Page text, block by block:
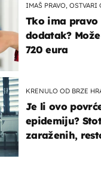
IMAŠ PRAVO, OSTVARI
Tko ima
dodatak?
720 eura
KRENULO OD BRZE
Je li ovo
epidemiju?
zaraženih,